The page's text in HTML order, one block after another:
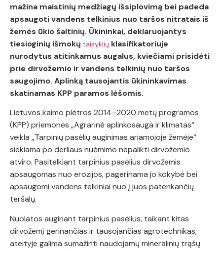
mažina maistinių medžiagų išsiplovimą bei padeda
apsaugoti vandens telkinius nuo taršos nitratais iš
žemės ūkio šaltinių. Ūkininkai, deklaruojantys
tiesioginių išmokų taisyklių klasifikatoriuje
nurodytus atitinkamus augalus, kviečiami prisidėti
prie dirvožemio ir vandens telkinių nuo taršos
saugojimo. Aplinką tausojantis ūkininkavimas
skatinamas KPP paramos lėšomis.
Lietuvos kaimo plėtros 2014–2020 metų programos
(KPP) priemonės „Agrarinė aplinkosauga ir klimatas“
veikla „Tarpinių pasėlių auginimas ariamojoje žemėje“
siekiama po derliaus nuėmimo nepalikti dirvožemio
atviro. Pasitelkiant tarpinius pasėlius dirvožemis
apsaugomas nuo erozijos, pagerinama jo kokybė bei
apsaugomi vandens telkiniai nuo į juos patenkančių
teršalų.
Nuolatos auginant tarpinius pasėlius, taikant kitas
dirvožemį gerinančias ir tausojančias agrotechnikas,
ateityje galima sumažinti naudojamų mineralinių trąšų